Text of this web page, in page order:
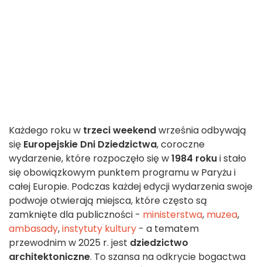
Każdego roku w trzeci weekendwrześnia odbywają
się Europejskie Dni Dziedzictwa, coroczne
wydarzenie, które rozpoczęło się w1984 rokui stało
się obowiązkowym punktem programu w Paryżu i
całej Europie. Podczas każdej edycji wydarzenia swoje
podwoje otwierają miejsca, które często są
zamknięte dla publiczności - ministerstwa, muzea,
ambasady,instytuty kultury - a tematem
przewodnim w 2025 r. jest dziedzictwo
architektoniczne. To szansa na odkrycie bogactwa